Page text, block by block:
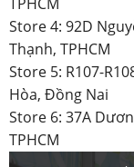
Store 4: 92D
Thạnh, TPHCM
Store 5: R107-
Hòa, Đồng Nai
Store 6: 37A
TPHCM